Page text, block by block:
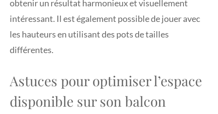
obtenir un résultat harmonieux et visuellement
intéressant. Il est également possible de jouer avec
les hauteurs en utilisant des pots de tailles
différentes.
Astuces pour optimiser l’espace
disponible sur son balcon